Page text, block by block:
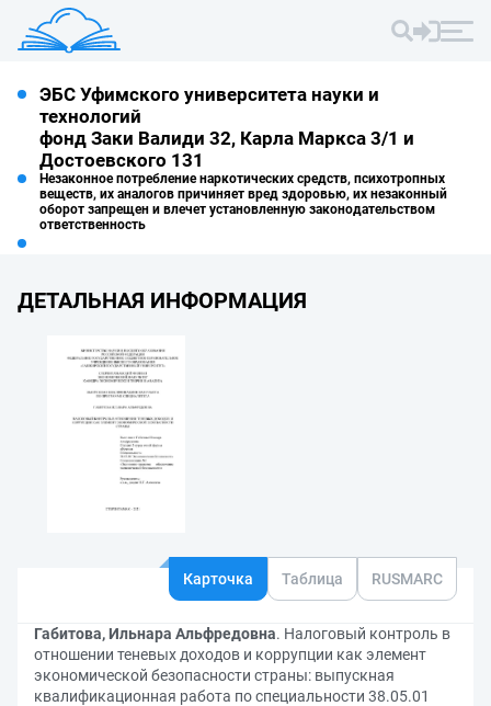
ЭБС Уфимского университета науки и
технологий
фонд Заки Валиди 32, Карла Маркса 3/1 и
Достоевского 131
Незаконное потребление наркотических средств, психотропных
веществ, их аналогов причиняет вред здоровью, их незаконный
оборот запрещен и влечет установленную законодательством
ответственность
ДЕТАЛЬНАЯ ИНФОРМАЦИЯ
Карточка Таблица RUSMARC
Габитова, Ильнара Альфредовна. Налоговый контроль в
отношении теневых доходов и коррупции как элемент
экономической безопасности страны: выпускная
квалификационная работа по специальности 38.05.01